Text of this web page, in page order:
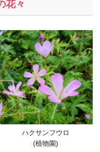
花々
ハクサンフウロ
(植物園)